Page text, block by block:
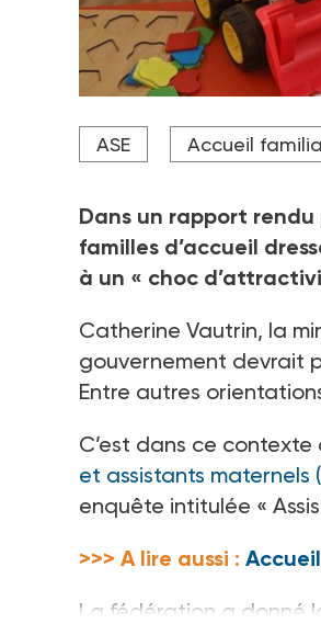
Alors que le gouvernement
d'attractivité du secteur,
ASE Accueil
Dans un rapport
familles d’accueil
à un « choc
Catherine Vautrin, la
gouvernement devrait
Entre autres
C’est dans ce contexte
et assistants maternels
enquête intitulée «
>>> A lire aussi :
La fédération a donné